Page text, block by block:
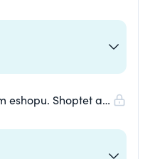
eshopu. Shoptet a